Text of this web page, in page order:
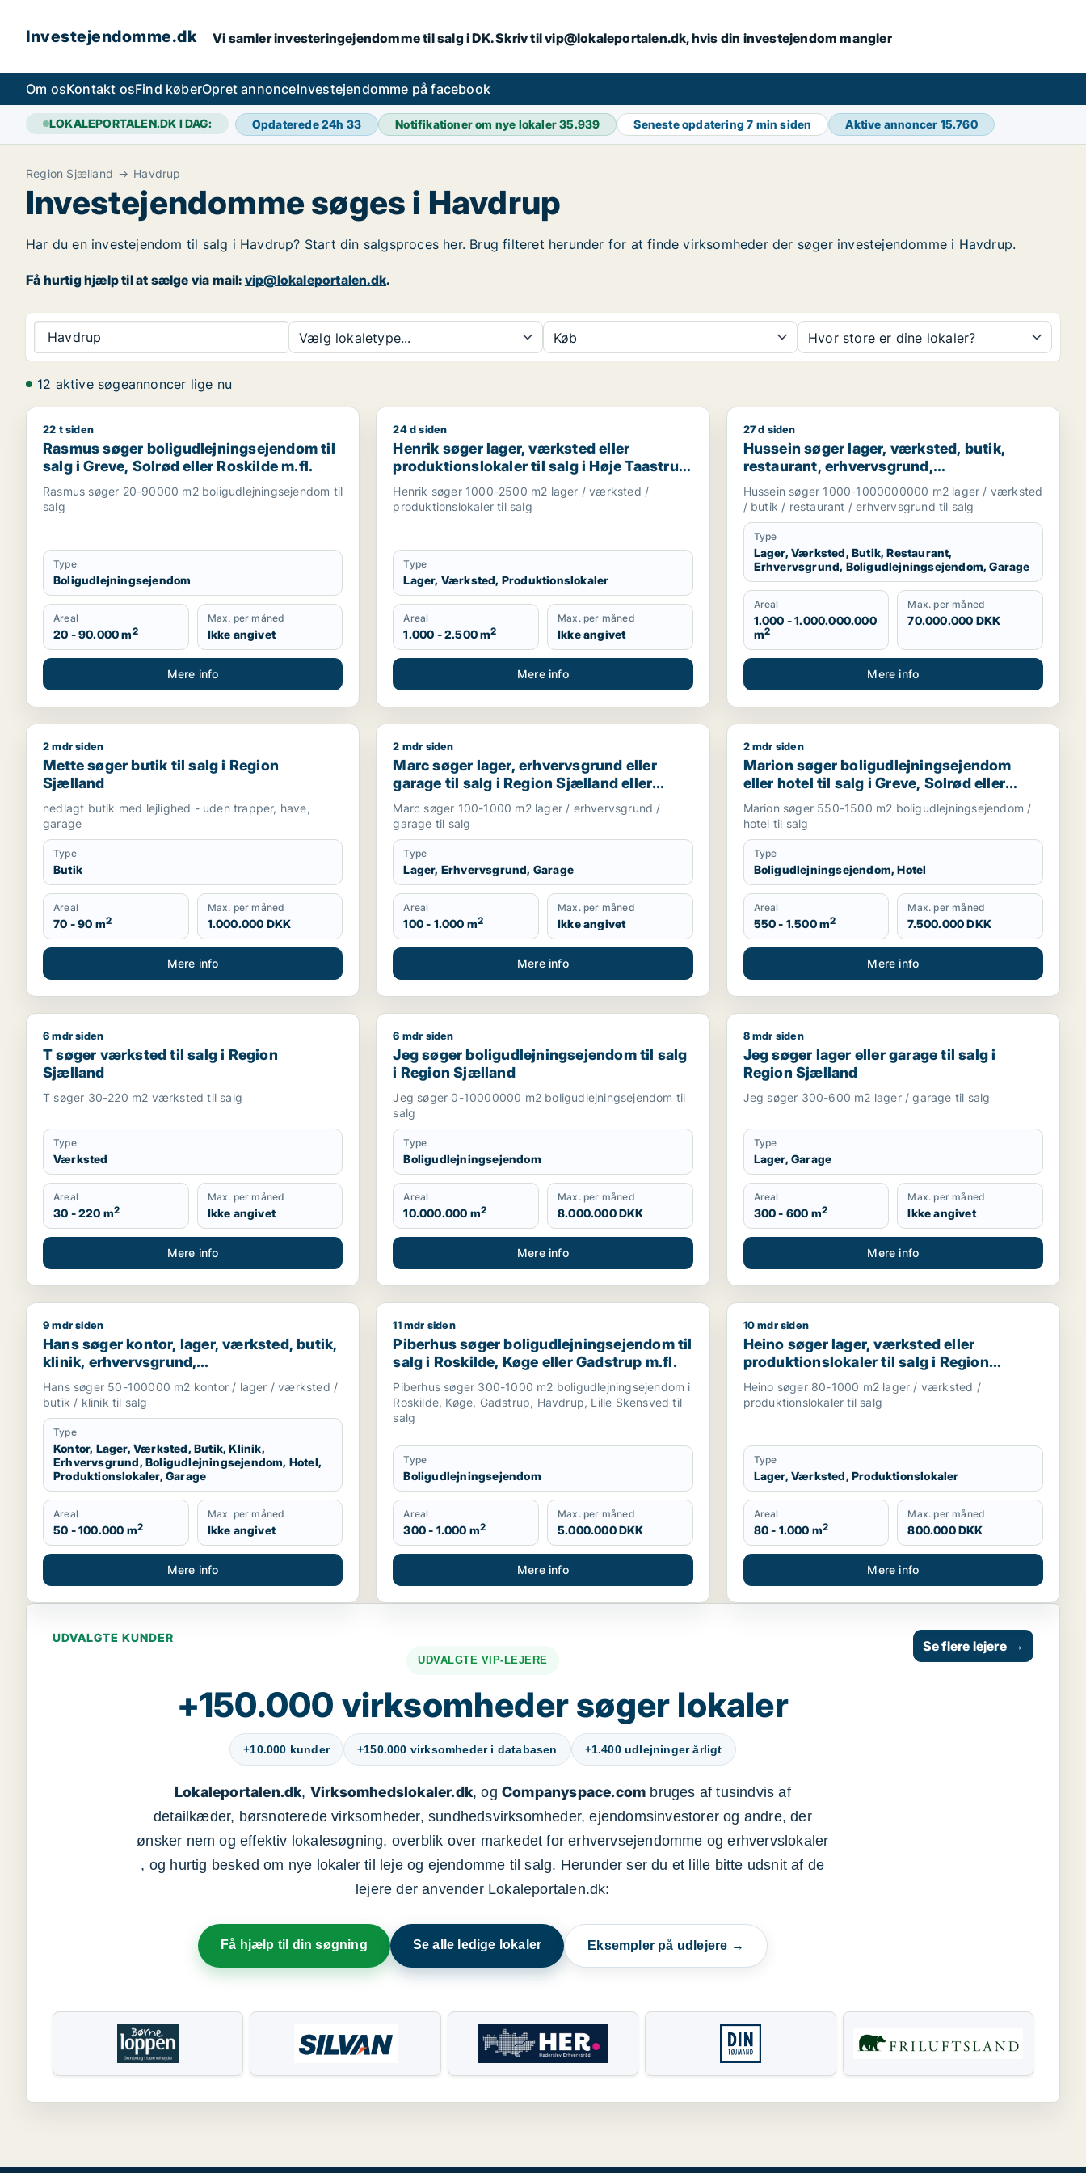
Investejendomme.dk Vi samler investeringejendomme til salg i DK. Skriv til vip@lokaleportalen.dk, hvis din investejendom mangler
Om osKontakt osFind køberOpret annonceInvestejendomme på facebook
LOKALEPORTALEN.DK I DAG: Opdaterede 24h 33 Notifikationer om nye lokaler35.939 Seneste opdatering7 min siden Aktive annoncer 15.760
Region Sjælland Havdrup
Investejendomme søges i Havdrup
Har du en investejendom til salg i Havdrup? Start din salgsproces her. Brug filteret herunder for at finde virksomheder der søger investejendomme i Havdrup.
Få hurtig hjælp til at sælge via mail: vip@lokaleportalen.dk.
Havdrup Vælg lokaletype... Køb Hvor store er dine lokaler?
12 aktive søgeannoncer lige nu
Rasmus søger boligudlejningsejendom til salg i Greve, Solrød eller Roskilde m.fl.
22 t siden
Rasmus søger boligudlejningsejendom til
salg i Greve, Solrød eller Roskilde m.fl.
Rasmus søger 20-90000 m2 boligudlejningsejendom til
salg
Type
Boligudlejningsejendom
Areal
20 - 90.000 m2
Max. per måned
Ikke angivet
Mere info
Henrik søger lager, værksted eller produktionslokaler til salg i Høje Taastrup, Ishøj eller Greve m.fl.
24 d siden
Henrik søger lager, værksted eller
produktionslokaler til salg i Høje Taastrup,
Ishøj eller Greve m.fl.
Henrik søger 1000-2500 m2 lager / værksted /
produktionslokaler til salg
Type
Lager, Værksted, Produktionslokaler
Areal
1.000 - 2.500 m2
Max. per måned
Ikke angivet
Mere info
Hussein søger lager, værksted, butik, restaurant,
27 d siden
Hussein søger lager, værksted, butik,
restaurant, erhvervsgrund,
boligudlejningsejendom eller garage til
salg i Greve, Solrød eller Roskilde m.fl.
Hussein søger 1000-1000000000 m2 lager / værksted
/ butik / restaurant / erhvervsgrund til salg
Type
Lager, Værksted, Butik, Restaurant,
Erhvervsgrund, Boligudlejningsejendom, Garage
Areal
1.000 - 1.000.000.000
m2
Max. per måned
70.000.000 DKK
Mere info
Mette søger butik til salg i Region Sjælland
2 mdr siden
Mette søger butik til salg i Region
Sjælland
nedlagt butik med lejlighed - uden trapper, have,
garage
Type
Butik
Areal
70 - 90 m2
Max. per måned
1.000.000 DKK
Mere info
Marc søger lager, erhvervsgrund eller garage til salg i Region Sjælland eller Nordsjælland
2 mdr siden
Marc søger lager, erhvervsgrund eller
garage til salg i Region Sjælland eller
Nordsjælland
Marc søger 100-1000 m2 lager / erhvervsgrund /
garage til salg
Type
Lager, Erhvervsgrund, Garage
Areal
100 - 1.000 m2
Max. per måned
Ikke angivet
Mere info
Marion søger boligudlejningsejendom eller hotel til
2 mdr siden
Marion søger boligudlejningsejendom
eller hotel til salg i Greve, Solrød eller
Roskilde m.fl.
Marion søger 550-1500 m2 boligudlejningsejendom /
hotel til salg
Type
Boligudlejningsejendom, Hotel
Areal
550 - 1.500 m2
Max. per måned
7.500.000 DKK
Mere info
T søger værksted til salg i Region Sjælland
6 mdr siden
T søger værksted til salg i Region
Sjælland
T søger 30-220 m2 værksted til salg
Type
Værksted
Areal
30 - 220 m2
Max. per måned
Ikke angivet
Mere info
Jeg søger boligudlejningsejendom til salg i Region Sjælland
6 mdr siden
Jeg søger boligudlejningsejendom til salg
i Region Sjælland
Jeg søger 0-10000000 m2 boligudlejningsejendom til
salg
Type
Boligudlejningsejendom
Areal
10.000.000 m2
Max. per måned
8.000.000 DKK
Mere info
Jeg søger lager eller garage til salg i Region Sjælland
8 mdr siden
Jeg søger lager eller garage til salg i
Region Sjælland
Jeg søger 300-600 m2 lager / garage til salg
Type
Lager, Garage
Areal
300 - 600 m2
Max. per måned
Ikke angivet
Mere info
Hans søger kontor, lager, værksted, butik, klinik, erhvervsgrund, boligudlejningsejendom, hotel, produktionslokaler eller garage til salg i Region Sjælland
9 mdr siden
Hans søger kontor, lager, værksted, butik,
klinik, erhvervsgrund,
boligudlejningsejendom, hotel,
produktionslokaler eller garage til salg i
Region Sjælland
Hans søger 50-100000 m2 kontor / lager / værksted /
butik / klinik til salg
Type
Kontor, Lager, Værksted, Butik, Klinik,
Erhvervsgrund, Boligudlejningsejendom, Hotel,
Produktionslokaler, Garage
Areal
50 - 100.000 m2
Max. per måned
Ikke angivet
Mere info
Piberhus søger boligudlejningsejendom til salg i Roskilde, Køge eller Gadstrup m.fl.
11 mdr siden
Piberhus søger boligudlejningsejendom til
salg i Roskilde, Køge eller Gadstrup m.fl.
Piberhus søger 300-1000 m2 boligudlejningsejendom i
Roskilde, Køge, Gadstrup, Havdrup, Lille Skensved til
salg
Type
Boligudlejningsejendom
Areal
300 - 1.000 m2
Max. per måned
5.000.000 DKK
Mere info
Heino søger lager, værksted eller produktionslokaler
10 mdr siden
Heino søger lager, værksted eller
produktionslokaler til salg i Region
Sjælland
Heino søger 80-1000 m2 lager / værksted /
produktionslokaler til salg
Type
Lager, Værksted, Produktionslokaler
Areal
80 - 1.000 m2
Max. per måned
800.000 DKK
Mere info
UDVALGTE KUNDER
UDVALGTE VIP-LEJERE
+150.000 virksomheder søger lokaler
+10.000 kunder +150.000 virksomheder i databasen +1.400 udlejninger årligt
Lokaleportalen.dk, Virksomhedslokaler.dk, og Companyspace.com bruges af tusindvis af
detailkæder, børsnoterede virksomheder, sundhedsvirksomheder, ejendomsinvestorer og andre, der
ønsker nem og effektiv lokalesøgning, overblik over markedet for erhvervsejendomme og erhvervslokaler
, og hurtig besked om nye lokaler til leje og ejendomme til salg. Herunder ser du et lille bitte udsnit af de
lejere der anvender Lokaleportalen.dk:
Få hjælp til din søgning Se alle ledige lokaler Eksempler på udlejere →
Se flere lejere →